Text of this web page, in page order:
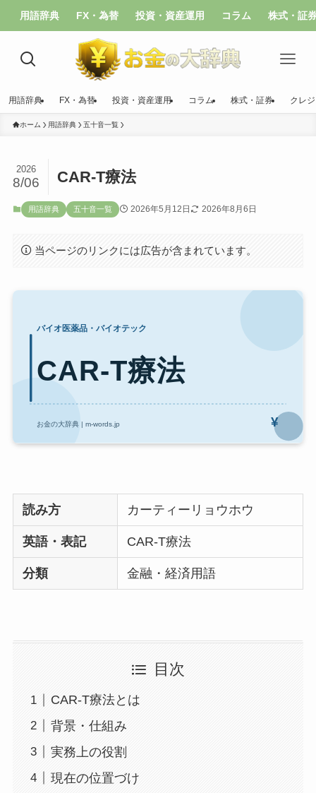
用語辞典 FX・為替 投資・資産運用 コラム 株式・証
用語辞典 FX・為替 投資・資産運用 コラム 株式・証券 クレ
ホーム 用語辞典 五十音一覧
CAR-T療法
2026
8/06
用語辞典 五十音一覧 2026年5月12日 2026年8月6日
当ページのリンクには広告が含まれています。
読み方 カーティーリョウホウ
英語・表記 CAR-T療法
分類 金融・経済用語
目次
CAR-T療法とは
背景・仕組み
実務上の役割
現在の位置づけ